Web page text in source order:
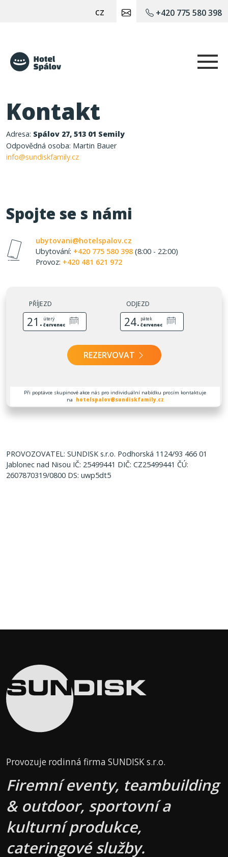
+420 775 580 398
cz
Kontakt
Adresa: Spálov 27, 513 01 Semily
Odpovědná osoba: Martin Bauer
info@sundiskfamily.cz
Spojte se s námi
ubytovani@hotelspalov.cz
Ubytování: +420 775 580 398 (8:00 - 22:00)
Provoz: +420 481 621 972
PŘÍJEZD
21. úterý
červenec
ODJEZD
24. pátek
červenec
REZERVOVAT
Při poptávce skupinové akce nás pro individuální nabídku prosím kontaktuje
na hotelspalov@sundiskfamily.cz
PROVOZOVATEL: SUNDISK s.r.o. Podhorská 1124/93 466 01
Jablonec nad Nisou IČ: 25499441 DIČ: CZ25499441 ČÚ:
2607870319/0800 DS: uwp5dt5
Provozuje rodinná firma SUNDISK s.r.o.
Firemní eventy, teambuilding
& outdoor, sportovní a
kulturní produkce,
cateringové služby.